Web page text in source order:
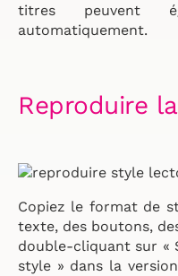
titres peuvent
automatiquement.
Reproduire
Copiez le format de
texte, des boutons,
double-cliquant sur «
style » dans la